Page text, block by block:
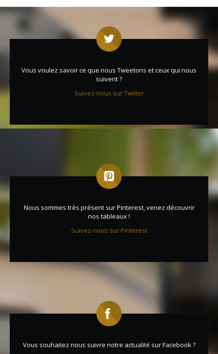
Vous voulez savoir ce que nous Tweetons et ceux qui nous
suivent ?
Suivez-nous sur Twitter
Nous sommes très présent sur Pinterest, venez découvrir
nos tableaux !
Suivez-nous sur Pinterest
Vous souhaitez nous suivre notre actualité sur Facebook ?